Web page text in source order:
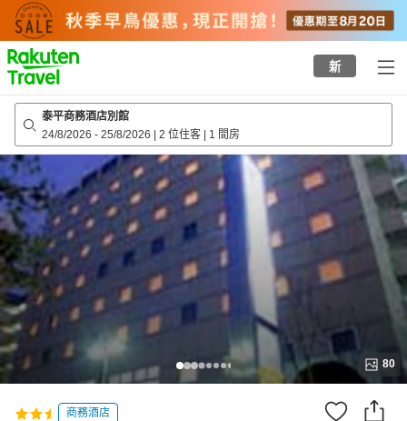
to
top
page
新
泰平商務酒店別館
24/8/2026 - 25/8/2026 | 2 位住客 | 1 間房
80
商務酒店